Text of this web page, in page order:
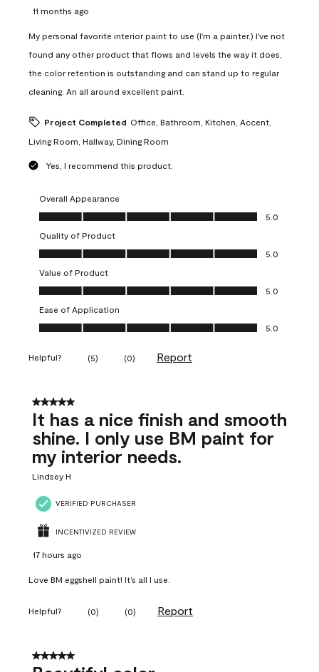
11 months ago
My personal favorite interior paint to use (I'm a painter.) I've not
found any other product that flows and levels the way it does,
the color retention is outstanding and can stand up to regular
cleaning. An all around excellent paint.
Project Completed Office, Bathroom, Kitchen, Accent,
Living Room, Hallway, Dining Room
Yes, I recommend this product.
Overall Appearance
Overall Appearance, 5.0 out of 5
5.0
Quality of Product
Quality of Product, 5.0 out of 5
5.0
Value of Product
Value of Product, 5.0 out of 5
5.0
Ease of Application
Ease of Application, 5.0 out of 5
5.0
Helpful? (5) (0) Report
5 out of 5 stars.
It has a nice finish and smooth
shine. I only use BM paint for
my interior needs.
Lindsey H
VERIFIED PURCHASER
INCENTIVIZED REVIEW
17 hours ago
Love BM eggshell paint! It’s all I use.
Helpful? (0) (0) Report
5 out of 5 stars.